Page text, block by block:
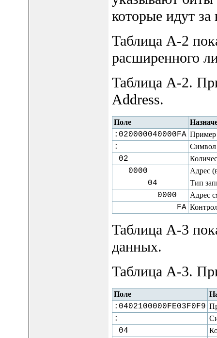
которые идут
Таблица A-2
расширенного
Таблица A-2.
Address.
Поле
:020000040000FA Пример
: Символ
02
0000 Адрес
04 Тип
0000 Адрес
FA
Таблица A-3
данных.
Таблица A-3.
Поле
:0402100000FE03F0F9
:
04